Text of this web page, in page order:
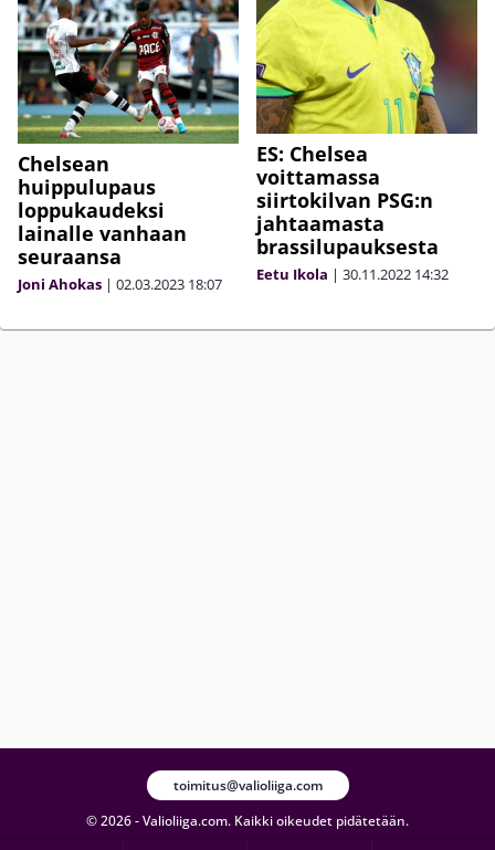
Chelsean
huippulupaus
loppukaudeksi
lainalle vanhaan
seuraansa
Joni Ahokas | 02.03.2023 18:07
ES: Chelsea
voittamassa
siirtokilvan PSG:n
jahtaamasta
brassilupauksesta
Eetu Ikola | 30.11.2022 14:32
© 2026 - Valioliiga.com. Kaikki oikeudet pidätetään.
toimitus@valioliiga.com